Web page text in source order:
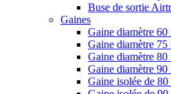
Buse de sortie
Gaines
Gaine diamètre 60
Gaine diamètre 75
Gaine diamètre 80
Gaine diamètre 90
Gaine isolée de 80